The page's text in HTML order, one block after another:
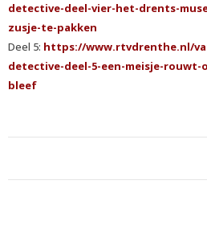
detective-deel-vier-het-drents-
zusje-te-pakken
Deel 5: https://www.rtvdrenthe.nl/
detective-deel-5-een-meisje-rouwt-
bleef